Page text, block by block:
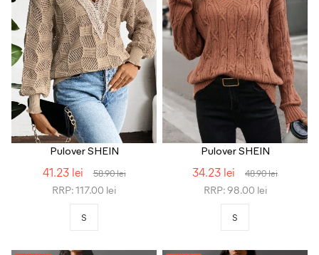
Pulover SHEIN
41.23 lei 58.90 lei
RRP: 117.00 lei
S
Pulover SHEIN
34.23 lei 48.90 lei
RRP: 98.00 lei
S